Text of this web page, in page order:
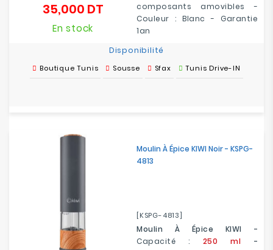
composants amovibles -
Couleur : Blanc - Garantie
1an
35,000 DTPrix
En stock
Disponibilité
Boutique Tunis Sousse Sfax Tunis Drive-IN
Moulin À Épice KIWI Noir - KSPG-
4813
[KSPG-4813]
Moulin À Épice KIWI -
Capacité :
250 ml -